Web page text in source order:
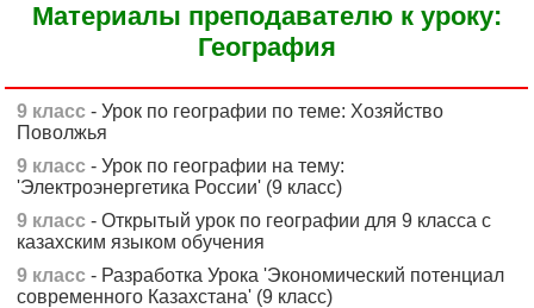
Материалы преподавателю к уроку:
География
9 класс - Урок по географии по теме: Хозяйство
Поволжья
9 класс - Урок по географии на тему:
'Электроэнергетика России' (9 класс)
9 класс - Открытый урок по географии для 9 класса с
казахским языком обучения
9 класс - Разработка Урока 'Экономический потенциал
современного Казахстана' (9 класс)